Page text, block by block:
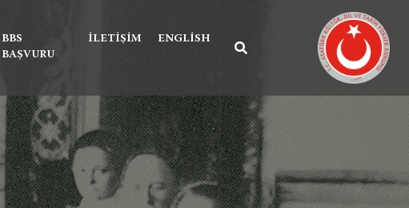
BBS
BAŞVURU
İLETIŞIM ENGLISH